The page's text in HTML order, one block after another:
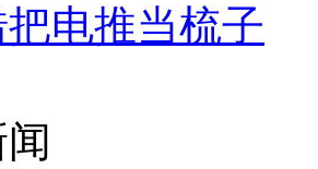
电推当梳子